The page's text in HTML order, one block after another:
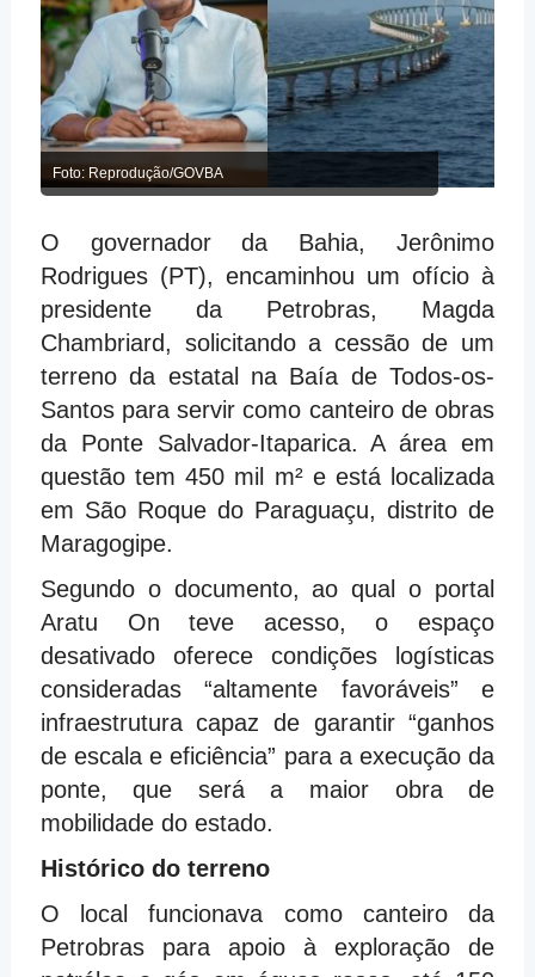
Foto: Reprodução/GOVBA
O governador da Bahia, Jerônimo
Rodrigues (PT), encaminhou um ofício à
presidente da Petrobras, Magda
Chambriard, solicitando a cessão de um
terreno da estatal na Baía de Todos-os-
Santos para servir como canteiro de obras
da Ponte Salvador-Itaparica. A área em
questão tem 450 mil m² e está localizada
em São Roque do Paraguaçu, distrito de
Maragogipe.
Segundo o documento, ao qual o portal
Aratu On teve acesso, o espaço
desativado oferece condições logísticas
consideradas “altamente favoráveis” e
infraestrutura capaz de garantir “ganhos
de escala e eficiência” para a execução da
ponte, que será a maior obra de
mobilidade do estado.
Histórico do terreno
O local funcionava como canteiro da
Petrobras para apoio à exploração de